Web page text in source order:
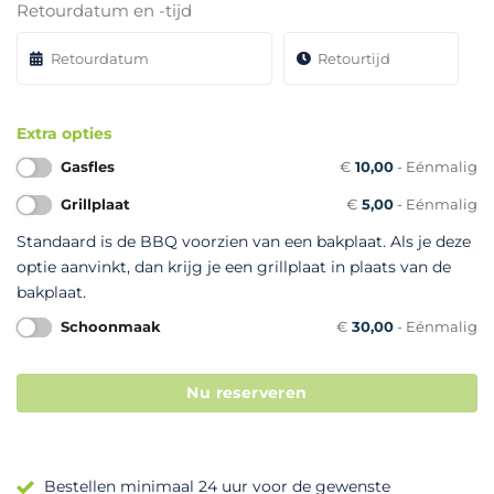
Retourdatum en -tijd
Extra opties
Gasfles € 10,00- Eénmalig
Grillplaat € 5,00- Eénmalig
Standaard is de BBQ voorzien van een bakplaat. Als je deze
optie aanvinkt, dan krijg je een grillplaat in plaats van de
bakplaat.
Schoonmaak € 30,00- Eénmalig
Nu reserveren
Bestellen minimaal 24 uur voor de gewenste